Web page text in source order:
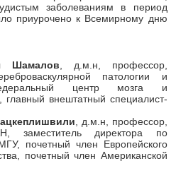
заболеваниям в период
приурочено к Всемирному дню
Шамалов , д.м.н, профессор,
патологии и
центр мозга и
внештатный специалист-
, д.м.н, профессор,
заместитель директора по
почетный член Европейского
почетный член Американской